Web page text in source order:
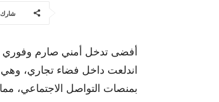
شارك
أفضى تدخل أمني صارم وفوري
اندلعت داخل فضاء تجاري، وهي
بمنصات التواصل الاجتماعي،